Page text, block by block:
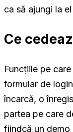
ca să ajungi la
Ce
Funcțiile pe
formular de
încarcă, o
partea pe care
fiindcă un demo